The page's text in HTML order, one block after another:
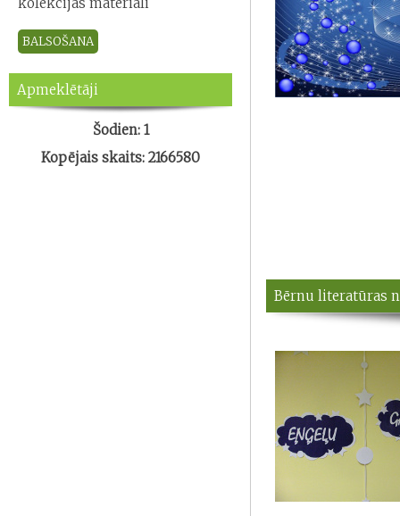
Apmeklētāji
Šodien: 1
Kopējais skaits: 2166580
Bērnu literatūras